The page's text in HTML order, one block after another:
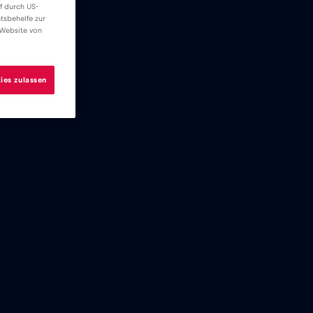
durch US-
zur
von
zulassen